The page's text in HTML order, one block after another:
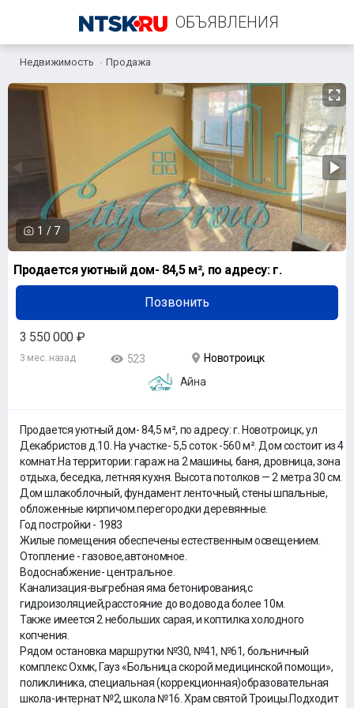
ОБЪЯВЛЕНИЯ
+7 (961) 931-88-08
Недвижимость Продажа
1 / 7
Продается уютный дом- 84,5 м², по адресу: г.
Позвонить
3 550 000 ₽
3 мес. назад 523
Новотроицк
Айна
Продается уютный дом- 84,5 м², по адресу: г. Новотроицк, ул
Декабристов д.10. На участке- 5,5 соток -560 м². Дом состоит из 4
комнат.На территории: гараж на 2 машины, баня, дровница, зона
отдыха, беседка, летняя кухня. Высота потолков — 2 метра 30 см.
Дом шлакоблочный, фундамент ленточный, стены шпальные,
обложенные кирпичом.перегородки деревянные.
Год постройки - 1983
Жилые помещения обеспечены естественным освещением.
Отопление - газовое,автономное.
Водоснабжение- центральное.
Канализация-выгребная яма бетонирования,с
гидроизоляцией,расстояние до водовода более 10м.
Также имеется 2 небольших сарая, и коптилка холодного
копчения.
Рядом остановка маршрутки №30, №41, №61, больничный
комплекс Охмк, Гауз «Больница скорой медицинской помощи»,
поликлиника, специальная (коррекционная)образовательная
школа-интернат №2, школа №16. Храм святой Троицы.Подходит